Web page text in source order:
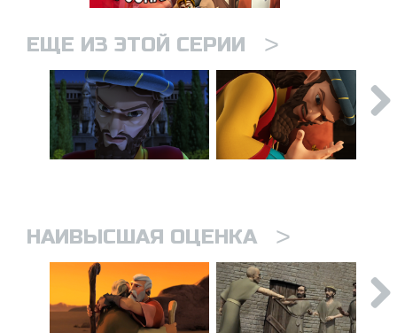
ЕЩЕ ИЗ ЭТОЙ СЕРИИ >
НАИВЫСШАЯ ОЦЕНКА >